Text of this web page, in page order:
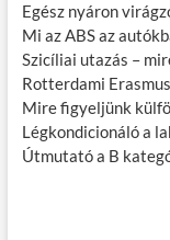
Egész nyáron
Mi az ABS az
Szicíliai utazás –
Rotterdami Erasmus
Mire figyeljünk
Légkondicionáló a
Útmutató a B